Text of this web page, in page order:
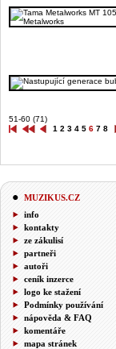
51-60 (71)
1 2 3 4 5 6 7 8
MUZIKUS.CZ
info
kontakty
ze zákulisí
partneři
autoři
ceník inzerce
logo ke stažení
Podmínky používání
nápověda & FAQ
komentáře
mapa stránek